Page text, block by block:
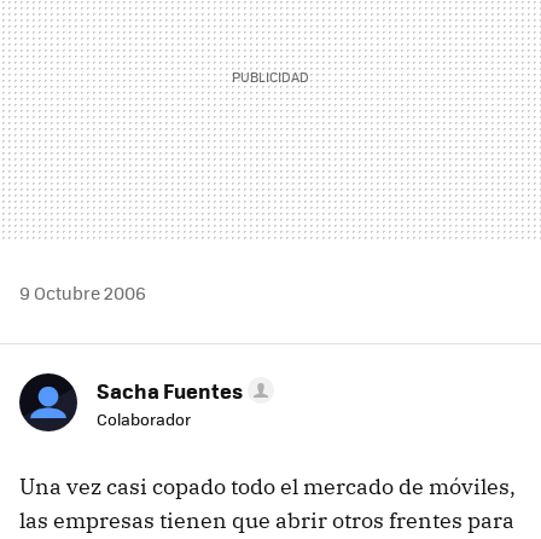
9 Octubre 2006
Sacha Fuentes
Colaborador
Una vez casi copado todo el mercado de móviles,
las empresas tienen que abrir otros frentes para